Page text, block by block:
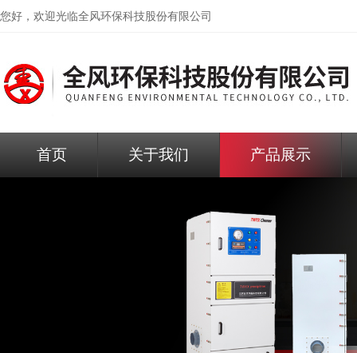
您好，欢迎光临全风环保科技股份有限公司
首页 关于我们 产品展示